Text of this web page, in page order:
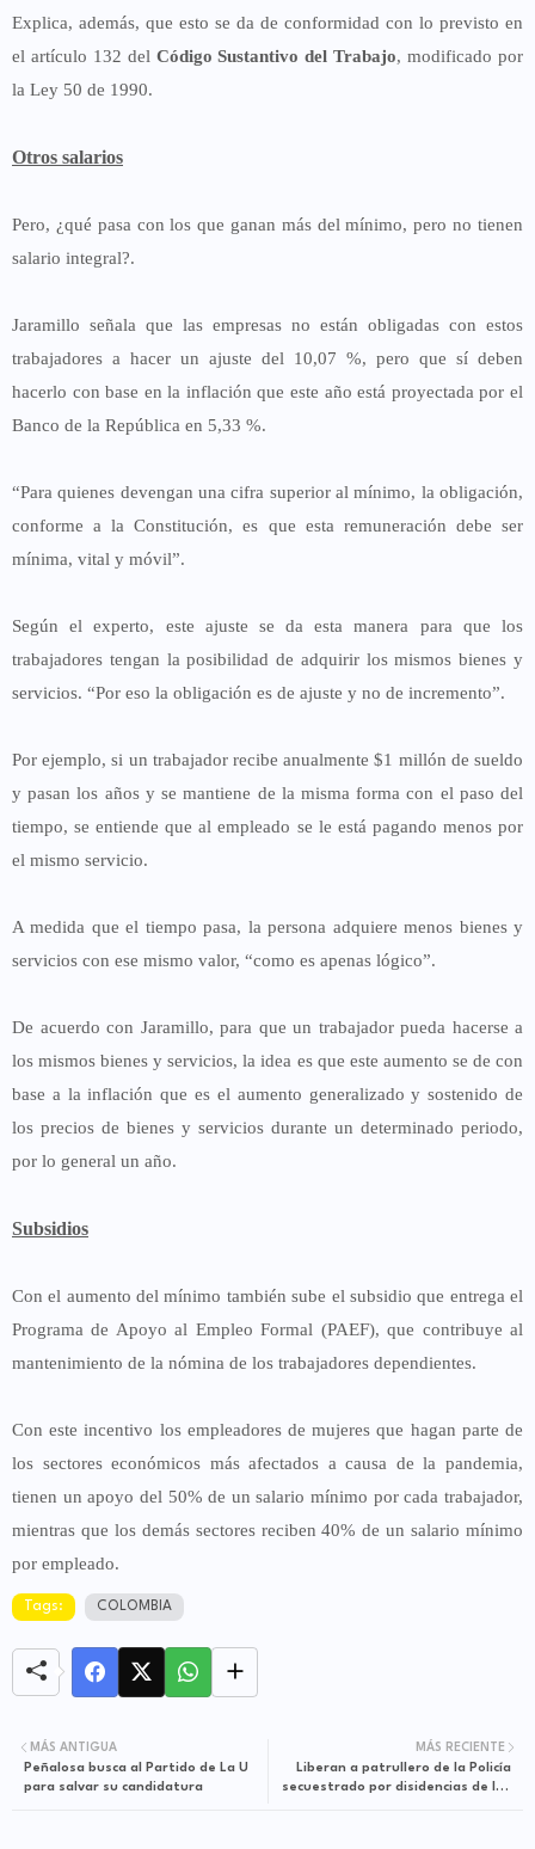
Explica, además, que esto se da de conformidad con lo previsto en
el artículo 132 del Código Sustantivo del Trabajo, modificado por
la Ley 50 de 1990.
Otros salarios
Pero, ¿qué pasa con los que ganan más del mínimo, pero no tienen
salario integral?.
Jaramillo señala que las empresas no están obligadas con estos
trabajadores a hacer un ajuste del 10,07 %, pero que sí deben
hacerlo con base en la inflación que este año está proyectada por el
Banco de la República en 5,33 %.
“Para quienes devengan una cifra superior al mínimo, la obligación,
conforme a la Constitución, es que esta remuneración debe ser
mínima, vital y móvil”.
Según el experto, este ajuste se da esta manera para que los
trabajadores tengan la posibilidad de adquirir los mismos bienes y
servicios. “Por eso la obligación es de ajuste y no de incremento”.
Por ejemplo, si un trabajador recibe anualmente $1 millón de sueldo
y pasan los años y se mantiene de la misma forma con el paso del
tiempo, se entiende que al empleado se le está pagando menos por
el mismo servicio.
A medida que el tiempo pasa, la persona adquiere menos bienes y
servicios con ese mismo valor, “como es apenas lógico”.
De acuerdo con Jaramillo, para que un trabajador pueda hacerse a
los mismos bienes y servicios, la idea es que este aumento se de con
base a la inflación que es el aumento generalizado y sostenido de
los precios de bienes y servicios durante un determinado periodo,
por lo general un año.
Subsidios
Con el aumento del mínimo también sube el subsidio que entrega el
Programa de Apoyo al Empleo Formal (PAEF), que contribuye al
mantenimiento de la nómina de los trabajadores dependientes.
Con este incentivo los empleadores de mujeres que hagan parte de
los sectores económicos más afectados a causa de la pandemia,
tienen un apoyo del 50% de un salario mínimo por cada trabajador,
mientras que los demás sectores reciben 40% de un salario mínimo
por empleado.
Tags: COLOMBIA
MÁS RECIENTE
Liberan a patrullero de la Policía
secuestrado por disidencias de las
MÁS ANTIGUA
Peñalosa busca al Partido de La U
para salvar su candidatura